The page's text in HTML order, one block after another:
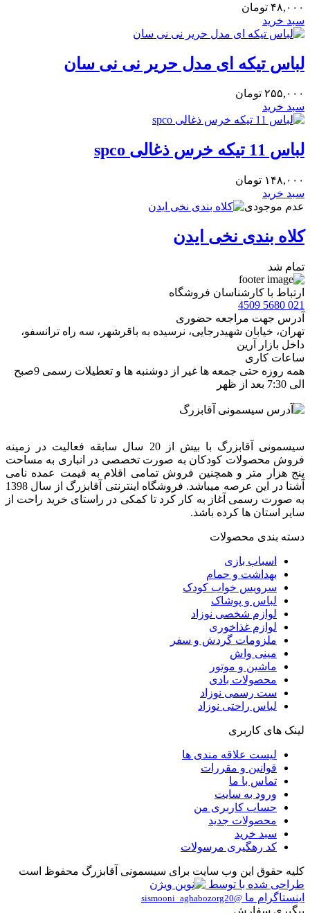
۴۸,۰۰۰ تومان
سبد خرید
لباس تیکه ای مدل حریر نی نی سان
۲۵۵,۰۰۰ تومان
سبد خرید
لباس 11 تیکه خرس ذغالی spco
۱۴۸,۰۰۰ تومان
سبد خرید
عدم موجودی
کلاه بندی نخی ایدن
تمام شد
ارتباط با کارشناسان فروشگاه
021 5680 4509
آدرس جهت مراجعه حضوری
تهران، خيابان شهيدرجايى، نرسیده به باقرشهر، سه راه ترانسفو،
داخل بازار آرین
ساعات کاری
همه روزه حتی جمعه ها غیر از دوشنبه ها و تعطیلات رسمی 9صبح
الی 7:30 بعد از ظهر
سیسمونی آقابزرگ با بیش از 20 سال سابقه فعالیت در زمینه
فروش محصولات کودکان به صورت تخصصی در انباری به مساحت
پنج هزار متر و همچنین فروش تمامی اقلام به قیمت عمده نامی
آشنا در این عرصه میباشد. فروشگاه اینترنتی آقابزرگ از سال 1398
به صورت رسمی آغاز به کار کرد تا کمکی در راستای خرید راحت از
سایر استان ها کرده باشد.
دسته بندی محصولات
اسباب بازی
بهداشت و حمام
سرویس خواب کودک
لباس و پوشاک
لوازم شخصی نوزاد
لوازم غذاخوری
ملزومات گردش و سفر
مینی واش
ماشین و موتور
محصولات بادی
ست رسمی نوزاد
لباس راحتی نوزاد
لینک های کاربری
لیست علاقه مندی ها
قوانین و مقررات
تماس با ما
ورود به سایت
حساب کاربری من
محصولات جدید
سبد خرید
کد رهگیری مرسولات
کلیه حقوق این وب سایت برای سیسمونی آقابزرگ محفوظ است
طراحی شده با توسط
اینستاگرام ما @sismooni_aghabozorg20
پیگیری سفارش